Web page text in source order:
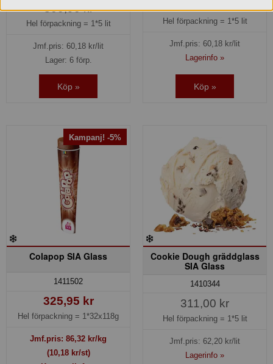
300,90 kr
Hel förpackning = 1*5 lit
Jmf.pris: 60,18 kr/lit
Lager: 6 förp.
Köp »
Hel förpackning = 1*5 lit
Jmf.pris: 60,18 kr/lit
Lagerinfo »
Köp »
Kampanj! -5%
Colapop SIA Glass
1411502
325,95 kr
Hel förpackning = 1*32x118g
Jmf.pris: 86,32 kr/kg
(10,18 kr/st)
Cookie Dough gräddglass
SIA Glass
1410344
311,00 kr
Hel förpackning = 1*5 lit
Jmf.pris: 62,20 kr/lit
Lagerinfo »